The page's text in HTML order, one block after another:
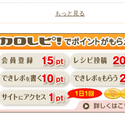
もっと見る